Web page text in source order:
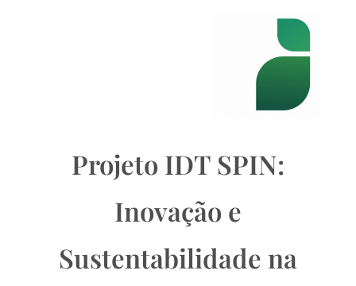
Projeto IDT SPIN:
Inovação e
Sustentabilidade na